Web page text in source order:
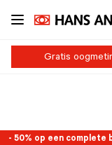
Ga
naar
inhoud
Gratis
- 50% op een complete